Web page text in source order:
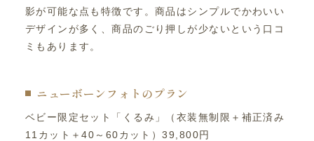
影が可能な点も特徴です。商品はシンプルでかわいい
デザインが多く、商品のごり押しが少ないという口コ
ミもあります。
ニューボーンフォトのプラン
ベビー限定セット「くるみ」（衣装無制限＋補正済み
11カット＋40～60カット）39,800円